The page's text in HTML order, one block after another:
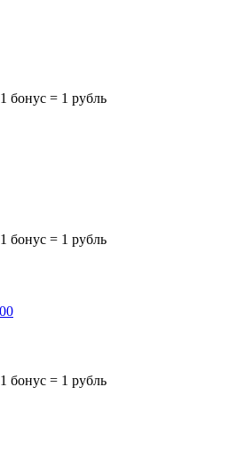
1 бонус = 1 рубль
1 бонус = 1 рубль
1 бонус = 1 рубль